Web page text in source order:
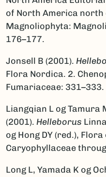
of North America north
Magnoliophyta:
176–177.
Jonsell B (2001).
Flora Nordica. 2.
Fumariaceae: 331–333.
Liangqian L og Tamura
(2001). Helleborus
og Hong DY (red.),
Caryophyllaceae
Long L, Yamada K og